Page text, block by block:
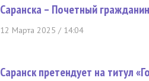
Саранска – Почетный
12 Марта 2025 / 14:04
Саранск претендует на титул